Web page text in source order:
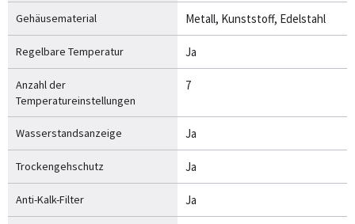
Gehäusematerial Metall, Kunststoff, Edelstahl
Regelbare Temperatur Ja
Anzahl der
Temperatureinstellungen
7
Wasserstandsanzeige Ja
Trockengehschutz Ja
Anti-Kalk-Filter Ja